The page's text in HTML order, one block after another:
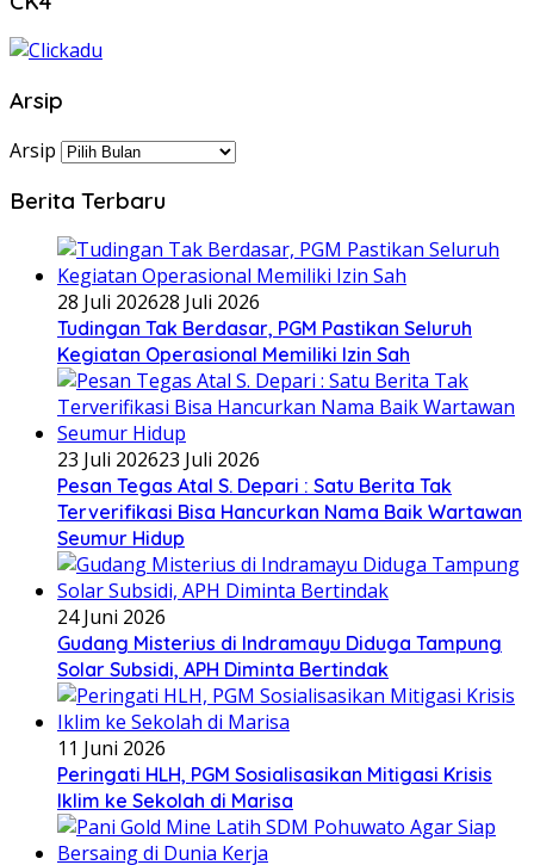
Arsip
Arsip
Berita Terbaru
28 Juli 202628 Juli 2026
Tudingan Tak Berdasar, PGM Pastikan Seluruh
Kegiatan Operasional Memiliki Izin Sah
23 Juli 202623 Juli 2026
Pesan Tegas Atal S. Depari : Satu Berita Tak
Terverifikasi Bisa Hancurkan Nama Baik Wartawan
Seumur Hidup
24 Juni 2026
Gudang Misterius di Indramayu Diduga Tampung
Solar Subsidi, APH Diminta Bertindak
11 Juni 2026
Peringati HLH, PGM Sosialisasikan Mitigasi Krisis
Iklim ke Sekolah di Marisa